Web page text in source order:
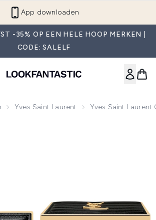
App downloaden
-35% OP EEN HELE HOOP MERKEN |
CODE: SALELF
Yves Saint Laurent Yves Saint Laurent